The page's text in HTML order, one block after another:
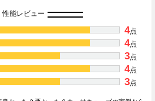
性能レビュー
4点
4点
3点
4点
3点